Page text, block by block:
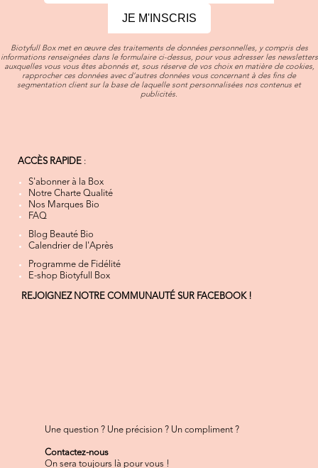
JE M'INSCRIS
Biotyfull Box met en œuvre des traitements de données personnelles, y compris des
informations renseignées dans le formulaire ci-dessus, pour vous adresser les newsletters
auxquelles vous vous êtes abonnés et, sous réserve de vos choix en matière de cookies,
rapprocher ces données avec d’autres données vous concernant à des fins de
segmentation client sur la base de laquelle sont personnalisées nos contenus et
publicités.
ACCÈS RAPIDE :
S'abonner à la Box
Notre Charte Qualité
Nos Marques Bio
FAQ
Blog Beauté Bio
Calendrier de l'Après
Programme de Fidélité
E-shop Biotyfull Box
REJOIGNEZ NOTRE COMMUNAUTÉ SUR FACEBOOK !
Une question ? Une précision ? Un compliment ?
Contactez-nous
On sera toujours là pour vous !